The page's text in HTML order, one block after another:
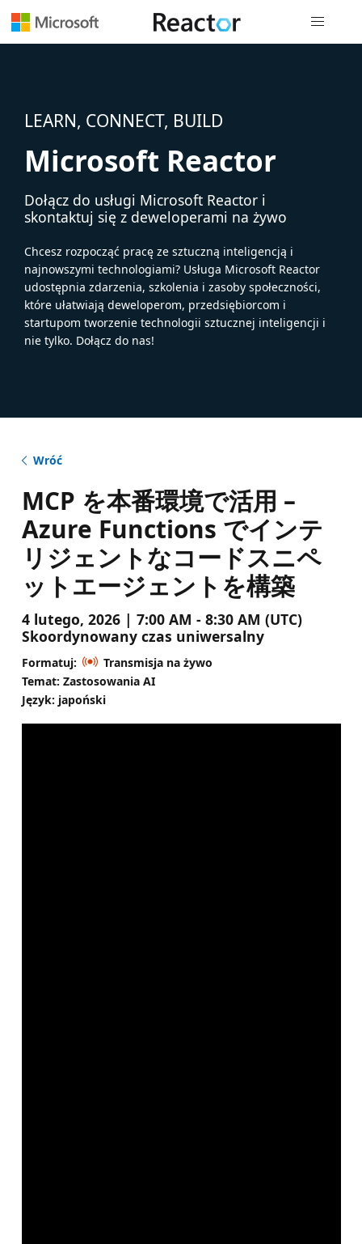
LEARN, CONNECT, BUILD
Microsoft Reactor
Dołącz do usługi Microsoft Reactor i
skontaktuj się z deweloperami na żywo
Chcesz rozpocząć pracę ze sztuczną inteligencją i
najnowszymi technologiami? Usługa Microsoft Reactor
udostępnia zdarzenia, szkolenia i zasoby społeczności,
które ułatwiają deweloperom, przedsiębiorcom i
startupom tworzenie technologii sztucznej inteligencji i
nie tylko. Dołącz do nas!
Wróć
MCP を本番環境で活用 –
Azure Functions でインテ
リジェントなコードスニペ
ットエージェントを構築
4 lutego, 2026 | 7:00 AM - 8:30 AM (UTC)
Skoordynowany czas uniwersalny
Formatuj:
Transmisja na żywo
Temat: Zastosowania AI
Język: japoński